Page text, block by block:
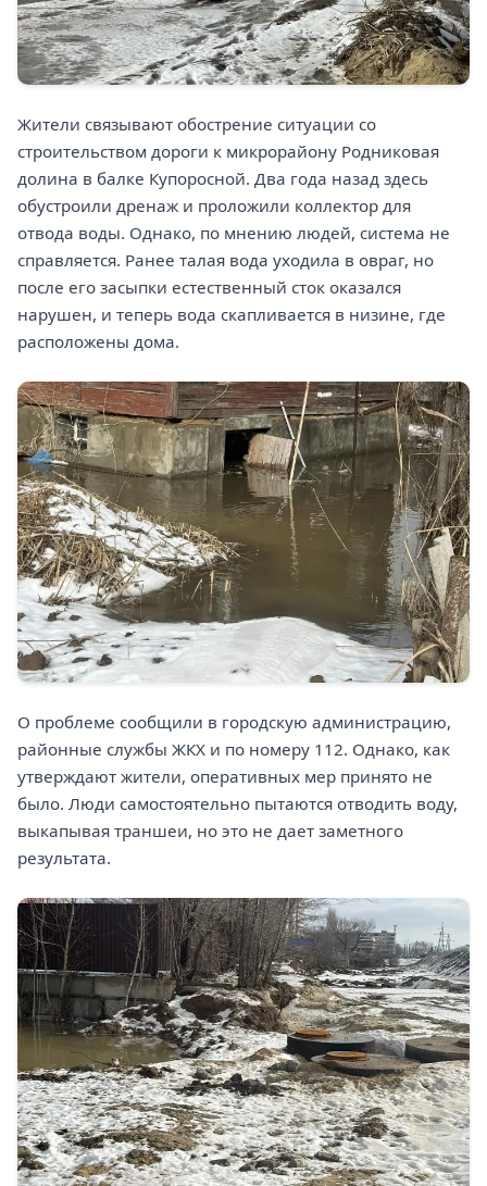
Жители связывают обострение ситуации со
строительством дороги к микрорайону Родниковая
долина в балке Купоросной. Два года назад здесь
обустроили дренаж и проложили коллектор для
отвода воды. Однако, по мнению людей, система не
справляется. Ранее талая вода уходила в овраг, но
после его засыпки естественный сток оказался
нарушен, и теперь вода скапливается в низине, где
расположены дома.
О проблеме сообщили в городскую администрацию,
районные службы ЖКХ и по номеру 112. Однако, как
утверждают жители, оперативных мер принято не
было. Люди самостоятельно пытаются отводить воду,
выкапывая траншеи, но это не дает заметного
результата.